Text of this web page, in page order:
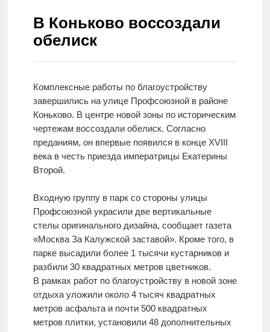
В Коньково воссоздали
обелиск
Комплексные работы по благоустройству
завершились на улице Профсоюзной в районе
Коньково. В центре новой зоны по историческим
чертежам воссоздали обелиск. Согласно
преданиям, он впервые появился в конце XVIII
века в честь приезда императрицы Екатерины
Второй.
Входную группу в парк со стороны улицы
Профсоюзной украсили две вертикальные
стелы оригинального дизайна, сообщает газета
«Москва За Калужской заставой». Кроме того, в
парке высадили более 1 тысячи кустарников и
разбили 30 квадратных метров цветников.
В рамках работ по благоустройству в новой зоне
отдыха уложили около 4 тысяч квадратных
метров асфальта и почти 500 квадратных
метров плитки, установили 48 дополнительных